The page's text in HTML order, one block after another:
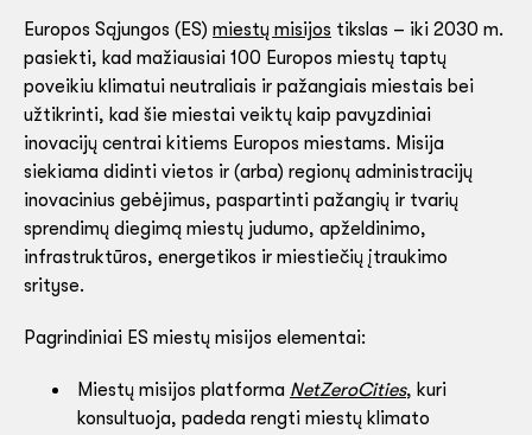
Europos Sąjungos (ES) miestų misijos tikslas – iki 2030 m.
pasiekti, kad mažiausiai 100 Europos miestų taptų
poveikiu klimatui neutraliais ir pažangiais miestais bei
užtikrinti, kad šie miestai veiktų kaip pavyzdiniai
inovacijų centrai kitiems Europos miestams. Misija
siekiama didinti vietos ir (arba) regionų administracijų
inovacinius gebėjimus, paspartinti pažangių ir tvarių
sprendimų diegimą miestų judumo, apželdinimo,
infrastruktūros, energetikos ir miestiečių įtraukimo
srityse.
Pagrindiniai ES miestų misijos elementai:
Miestų misijos platforma NetZeroCities, kuri
konsultuoja, padeda rengti miestų klimato